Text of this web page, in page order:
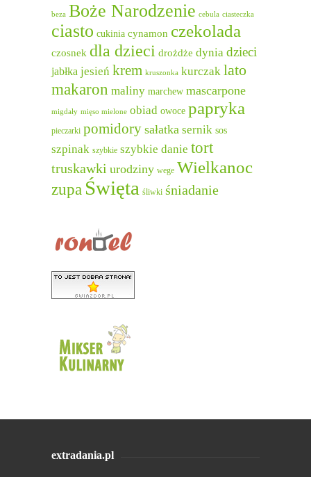
beza Boże Narodzenie cebula ciasteczka
ciasto cukinia cynamon czekolada
czosnek dla dzieci drożdże dynia dzieci
jabłka jesień krem kruszonka kurczak lato
makaron maliny marchew mascarpone
migdały mięso mielone obiad owoce papryka
pieczarki pomidory sałatka sernik sos
szpinak szybkie szybkie danie tort
truskawki urodziny wege Wielkanoc
zupa Święta śliwki śniadanie
extradania.pl